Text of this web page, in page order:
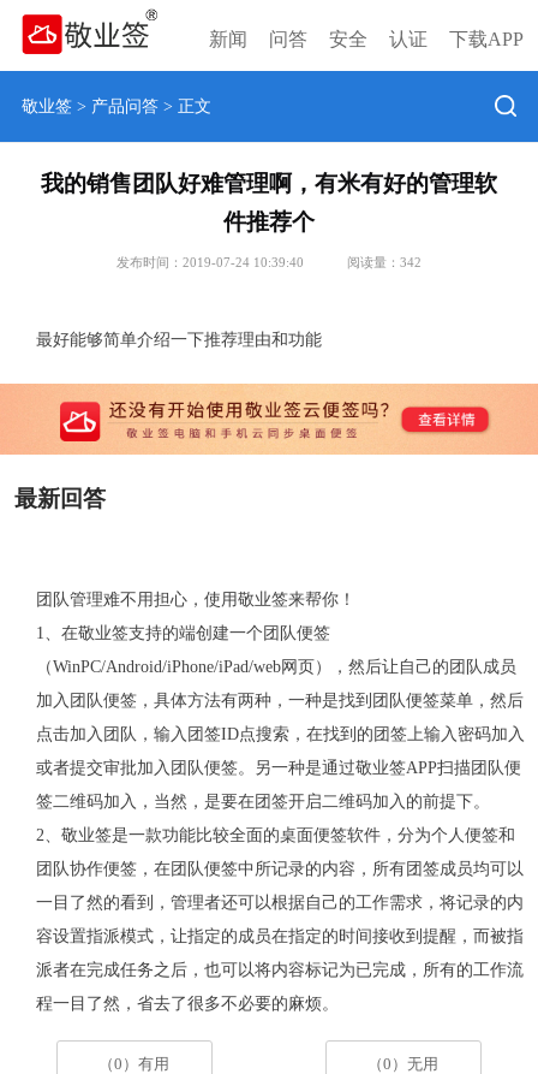
新闻 问答 安全 认证 下载APP
敬业签> 产品问答> 正文
我的销售团队好难管理啊，有米有好的管理软
件推荐个
发布时间：2019-07-24 10:39:40 阅读量： 342
最好能够简单介绍一下推荐理由和功能
最新回答
团队管理难不用担心，使用敬业签来帮你！
1、在敬业签支持的端创建一个团队便签
（WinPC/Android/iPhone/iPad/web网页），然后让自己的团队成员
加入团队便签，具体方法有两种，一种是找到团队便签菜单，然后
点击加入团队，输入团签ID点搜索，在找到的团签上输入密码加入
或者提交审批加入团队便签。另一种是通过敬业签APP扫描团队便
签二维码加入，当然，是要在团签开启二维码加入的前提下。
2、敬业签是一款功能比较全面的桌面便签软件，分为个人便签和
团队协作便签，在团队便签中所记录的内容，所有团签成员均可以
一目了然的看到，管理者还可以根据自己的工作需求，将记录的内
容设置指派模式，让指定的成员在指定的时间接收到提醒，而被指
派者在完成任务之后，也可以将内容标记为已完成，所有的工作流
程一目了然，省去了很多不必要的麻烦。
（0）有用 （0）无用